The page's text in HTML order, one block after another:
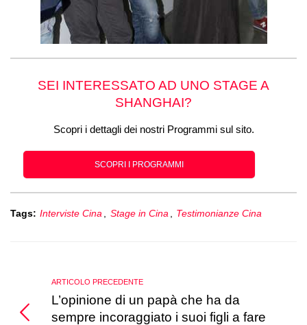
SEI INTERESSATO AD UNO STAGE A
SHANGHAI?
Scopri i dettagli dei nostri Programmi sul sito.
SCOPRI I PROGRAMMI
Tags: Interviste Cina Stage in Cina Testimonianze Cina
ARTICOLO PRECEDENTE
L’opinione di un papà che ha da
sempre incoraggiato i suoi figli a fare